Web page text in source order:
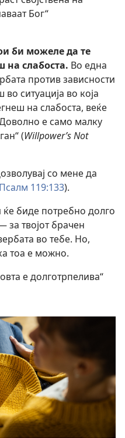
Бог“
би можеле да те
на слабоста. Во една
против зависности
ситуација во која
на слабоста, веќе
е само малку
(Willpower’s Not
со мене да
Псалм 119:133).
биде потребно долго
твојот брачен
во тебе. Но,
тоа е можно.
е долготрпелива“